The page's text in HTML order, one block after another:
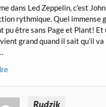
dans Led Zeppelin, c’est
rythmique. Quel immense
pu être sans Page et Plant! Et
grand quand il sait qu’il
Rudzik